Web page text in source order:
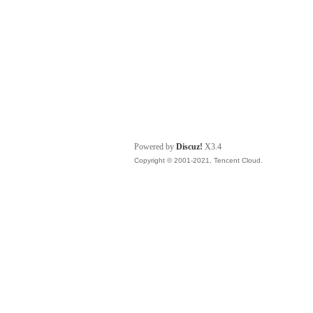
Powered by Discuz! X3.4
Copyright © 2001-2021, Tencent Cloud.